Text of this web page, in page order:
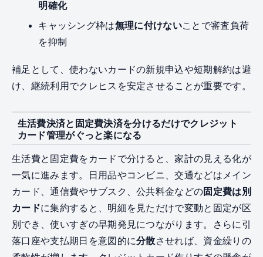
明確化
キャッシング枠は無理に付けないことで審査負荷
を抑制
補足として、使わないカードの新規申込や短期解約は避
け、継続利用でクレヒスを安定させることが重要です。
生活費決済と固定費決済を分けるだけでクレジット
カード管理がぐっと楽になる
生活費と固定費をカードで分けると、家計の見える化が
一気に進みます。日用品やコンビニ、交通などはメイン
カード、通信費やサブスク、公共料金などの固定費は別
カードに集約すると、明細を見ただけで変動と固定が区
別でき、使いすぎの早期発見につながります。さらに引
落口座や支払期日を意図的に分散させれば、資金繰りの